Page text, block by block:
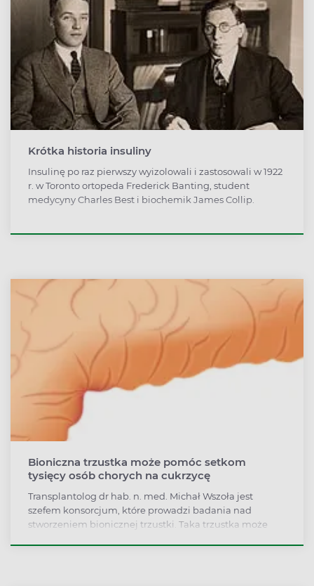
Krótka historia insuliny
Insulinę po raz pierwszy wyizolowali i zastosowali w 1922
r. w Toronto ortopeda Frederick Banting, student
medycyny Charles Best i biochemik James Collip.
Bioniczna trzustka może pomóc setkom
tysięcy osób chorych na cukrzycę
Transplantolog dr hab. n. med. Michał Wszoła jest
szefem konsorcjum, które prowadzi badania nad
stworzeniem bionicznej trzustki. Taka trzustka może